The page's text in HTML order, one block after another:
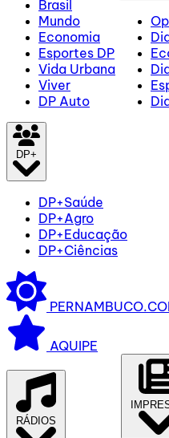
Brasil
Mundo
Economia
Esportes DP
Vida Urbana
Viver
DP Auto
DP+
DP+Saúde
DP+Agro
DP+Educação
DP+Ciências
AQUIPE
RÁDIOS